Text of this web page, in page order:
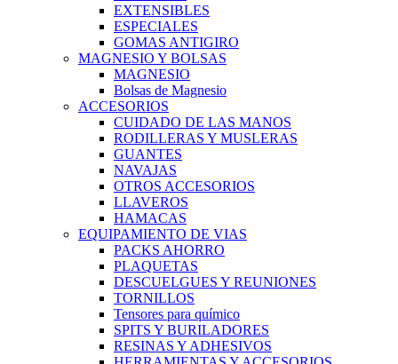
EXTENSIBLES
ESPECIALES
GOMAS ANTIGIRO
MAGNESIO Y BOLSAS
MAGNESIO
Bolsas de Magnesio
ACCESORIOS
CUIDADO DE LAS MANOS
RODILLERAS Y MUSLERAS
GUANTES
NAVAJAS
OTROS ACCESORIOS
LLAVEROS
HAMACAS
EQUIPAMIENTO DE VIAS
PACKS AHORRO
PLAQUETAS
DESCUELGUES Y REUNIONES
TORNILLOS
Tensores para químico
SPITS Y BURILADORES
RESINAS Y ADHESIVOS